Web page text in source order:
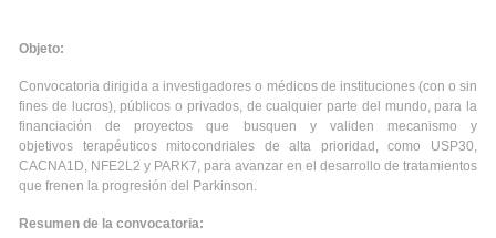
Objeto:
Convocatoria dirigida a investigadores o médicos de instituciones (con o sin
fines de lucros), públicos o privados, de cualquier parte del mundo, para la
financiación de proyectos que busquen y validen mecanismo y
objetivos terapéuticos mitocondriales de alta prioridad, como USP30,
CACNA1D, NFE2L2 y PARK7, para avanzar en el desarrollo de tratamientos
que frenen la progresión del Parkinson.
Resumen de la convocatoria: